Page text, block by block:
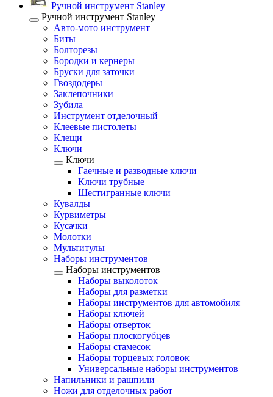
Ручной инструмент Stanley
Ручной инструмент Stanley
Авто-мото инструмент
Биты
Болторезы
Бородки и кернеры
Бруски для заточки
Гвоздодеры
Заклепочники
Зубила
Инструмент отделочный
Клеевые пистолеты
Клещи
Ключи
Ключи
Гаечные и разводные ключи
Ключи трубные
Шестигранные ключи
Кувалды
Курвиметры
Кусачки
Молотки
Мультитулы
Наборы инструментов
Наборы инструментов
Наборы выколоток
Наборы для разметки
Наборы инструментов для автомобиля
Наборы ключей
Наборы отверток
Наборы плоскогубцев
Наборы стамесок
Наборы торцевых головок
Универсальные наборы инструментов
Напильники и рашпили
Ножи для отделочных работ